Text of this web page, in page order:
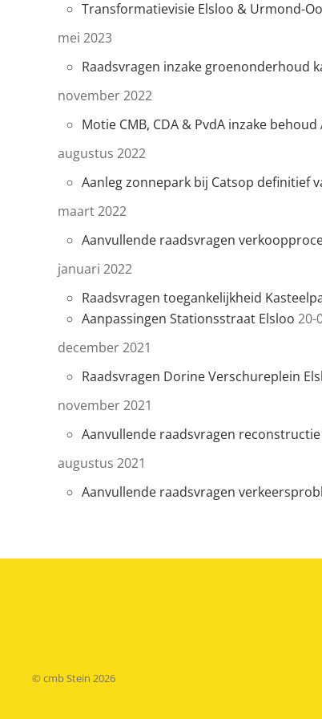
Transformatievisie Elsloo & Urmond-
mei 2023
Raadsvragen inzake groenonderhoud
november 2022
Motie CMB, CDA & PvdA inzake
augustus 2022
Aanleg zonnepark bij Catsop definitief
maart 2022
Aanvullende raadsvragen
januari 2022
Raadsvragen toegankelijkheid
Aanpassingen Stationsstraat Elsloo 20-
december 2021
Raadsvragen Dorine Verschureplein
november 2021
Aanvullende raadsvragen
augustus 2021
Aanvullende raadsvragen
© cmb Stein 2026